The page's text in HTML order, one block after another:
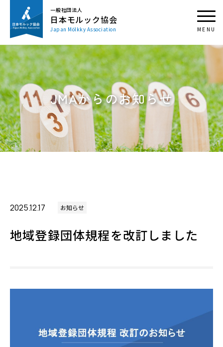
一般社団法人
日本モルック協会
Japan Mölkky Association
JMAからのお知らせ
2025.12.17 お知らせ
地域登録団体規程を改訂しました